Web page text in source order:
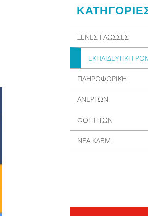
ΞΕΝΕΣ ΓΛΩΣΣΕΣ
ΕΚΠΑΙΔΕΥΤΙΚΗ
ΠΛΗΡΟΦΟΡΙΚΗ
ΑΝΕΡΓΩΝ
ΦΟΙΤΗΤΩΝ
ΝΕΑ ΚΔΒΜ